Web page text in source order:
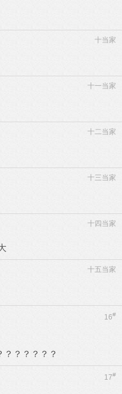
十当家
十一当家
十二当家
十三当家
十四当家
十五当家
16#
？？？？？
17#